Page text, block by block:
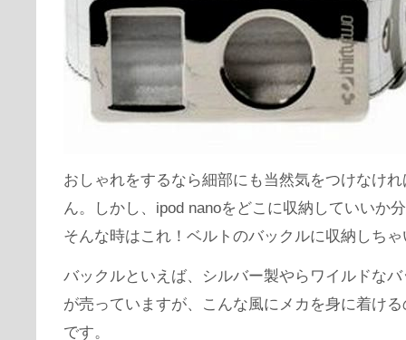
おしゃれをするなら細部にも当然気をつけなけ
ん。しかし、ipod nanoをどこに収納していいか
そんな時はこれ！ベルトのバックルに収納しち
バックルといえば、シルバー製やらワイルドな
が売っていますが、こんな風にメカを身に着け
です。